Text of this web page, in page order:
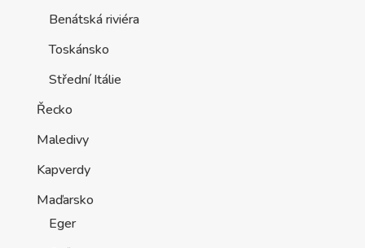
Benátská riviéra
Toskánsko
Střední Itálie
Řecko
Maledivy
Kapverdy
Maďarsko
Eger